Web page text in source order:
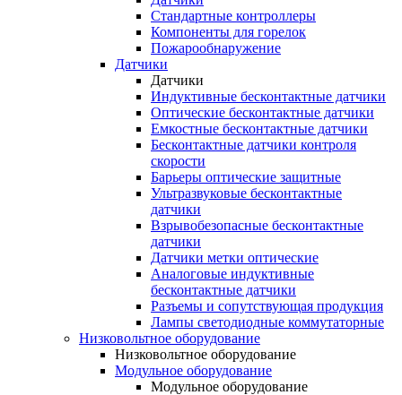
Стандартные контроллеры
Компоненты для горелок
Пожарообнаружение
Датчики
Датчики
Индуктивные бесконтактные датчики
Оптические бесконтактные датчики
Емкостные бесконтактные датчики
Бесконтактные датчики контроля
скорости
Барьеры оптические защитные
Ультразвуковые бесконтактные
датчики
Взрывобезопасные бесконтактные
датчики
Датчики метки оптические
Аналоговые индуктивные
бесконтактные датчики
Разъемы и сопутствующая продукция
Лампы светодиодные коммутаторные
Низковольтное оборудование
Низковольтное оборудование
Модульное оборудование
Модульное оборудование